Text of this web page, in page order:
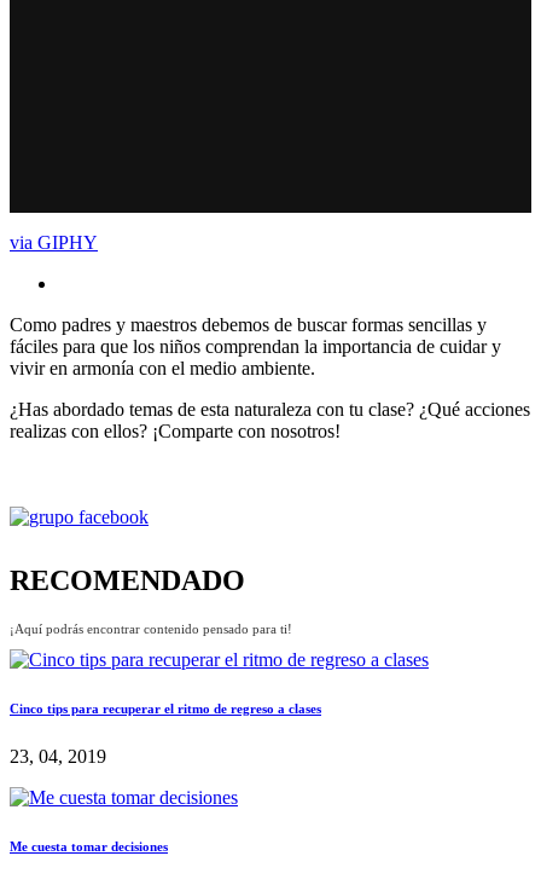
via GIPHY
Como padres y maestros debemos de buscar formas sencillas y
fáciles para que los niños comprendan la importancia de cuidar y
vivir en armonía con el medio ambiente.
¿Has abordado temas de esta naturaleza con tu clase? ¿Qué acciones
realizas con ellos? ¡Comparte con nosotros!
RECOMENDADO
¡Aquí podrás encontrar contenido pensado para ti!
Cinco tips para recuperar el ritmo de regreso a clases
23, 04, 2019
Me cuesta tomar decisiones